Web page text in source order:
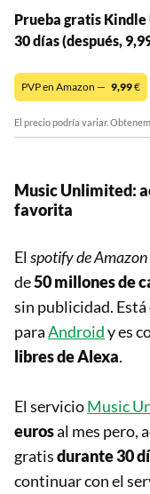
Prueba gratis
30 días (después,
PVP en Amazon — 9,99€
El precio podría variar.
Music Unlimited:
favorita
El spotify de Amazon
de50 millones de
sin publicidad.
paraAndroidy es
libres de Alexa.
El servicioMusic
eurosal mes pero,
gratisdurante 30
continuar con el